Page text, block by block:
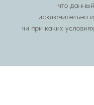
что
исключительно
ни при каких